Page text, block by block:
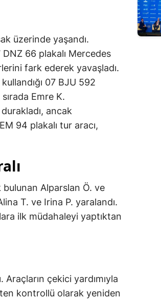
üzerinde yaşandı.
66 plakalı Mercedes
fark ederek yavaşladı.
07 BJU 592
Emre K.
ancak
94 plakalı tur aracı,
Alparslan Ö. ve
T. ve Irina P. yaralandı.
ilk müdahaleyi yaptıktan
çekici yardımıyla
kontrollü olarak yeniden